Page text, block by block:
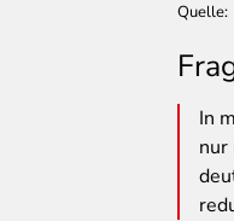
Quelle
In
nur